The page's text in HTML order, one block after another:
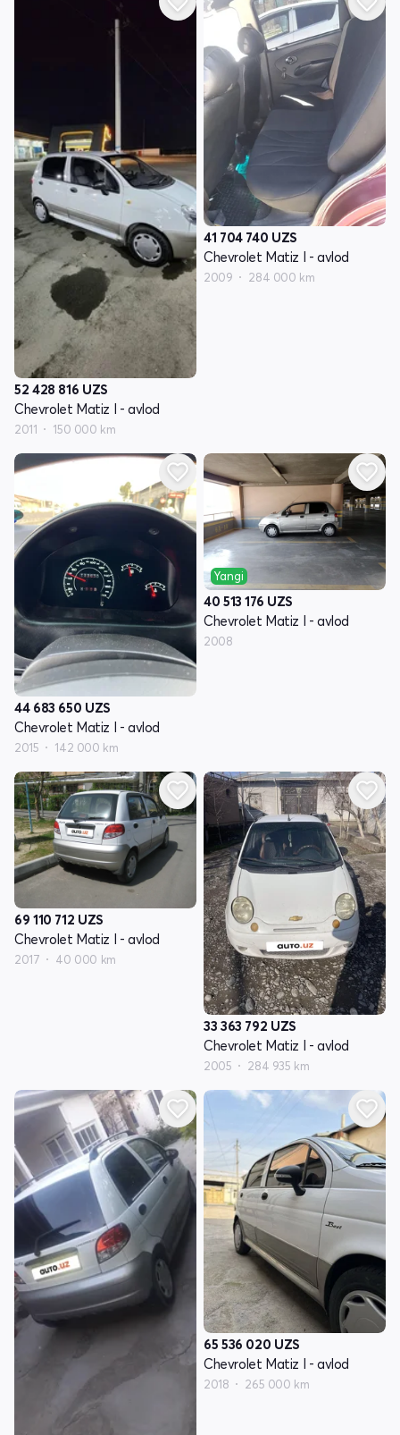
52 428 816 UZS
Chevrolet Matiz I - avlod
2011 150 000 km
41 704 740 UZS
Chevrolet Matiz I - avlod
2009 284 000 km
44 683 650 UZS
Chevrolet Matiz I - avlod
2015 142 000 km
Yangi
40 513 176 UZS
Chevrolet Matiz I - avlod
2008
69 110 712 UZS
Chevrolet Matiz I - avlod
2017 40 000 km
33 363 792 UZS
Chevrolet Matiz I - avlod
2005 284 935 km
65 536 020 UZS
Chevrolet Matiz I - avlod
2018 265 000 km